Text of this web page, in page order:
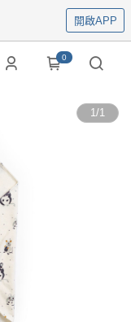
開啟APP
0
1/1